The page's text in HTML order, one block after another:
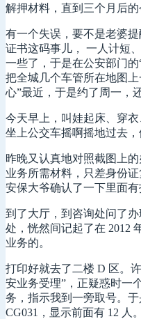
解押材料，直到三个月后的
有一个失误，要不是老婆
证书这码事儿， 一人计短
一些了，于是在公安部门的
把全城几个车管所在地图
心”最近，于是约了周一，
今天早上，叫娃起床、穿
坐上公交车摇啊摇地过去
昨晚又认真地对照截图上
业务所需材料，只差身份
安保大爷确认了一下里面
到了大厅，到咨询处问了
处，恍然间记起了在 2012
业务的。
打印好就去了二楼 D 区。
安业务受理”，正疑惑时一
务，指示我到一旁取号。
CG031，显示前面有 12 人。